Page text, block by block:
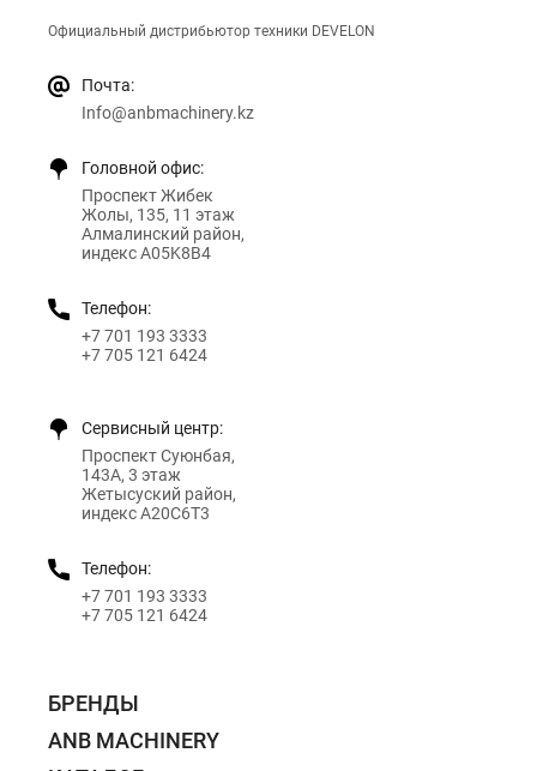
Официальный дистрибьютор техники DEVELON
Почта:
Info@anbmachinery.kz
Головной офис:
Проспект Жибек
Жолы, 135, 11 этаж
Алмалинский район,
индекс A05K8B4
Телефон:
+7 701 193 3333
+7 705 121 6424
Сервисный центр:
Проспект Суюнбая,
143А, 3 этаж
Жетысуский район,
индекс A20C6T3
Телефон:
+7 701 193 3333
+7 705 121 6424
БРЕНДЫ
ANB MACHINERY